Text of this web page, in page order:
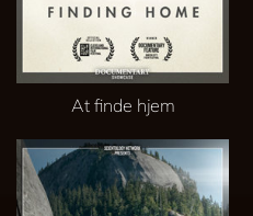
At finde hjem